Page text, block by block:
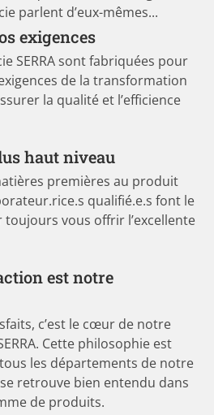
parlent d’eux-mêmes...
exigences
SERRA sont fabriquées pour
de la transformation
la qualité et l’efficience
haut niveau
premières au produit
qualifié.e.s font le
vous offrir l’excellente
est notre
c’est le cœur de notre
Cette philosophie est
les départements de notre
retrouve bien entendu dans
de produits.